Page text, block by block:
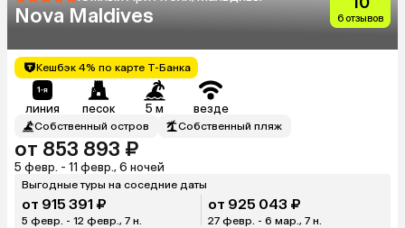
Nova Maldives 6 отзывов
Кешбэк 4% по карте Т-Банка
линия песок 5 м везде
Собственный остров Собственный пляж
от 853 893 ₽
5 февр. - 11 февр., 6 ночей
Выгодные туры на соседние даты
от 915 391 ₽
5 февр. - 12 февр., 7 н.
от 925 043 ₽
27 февр. - 6 мар., 7 н.